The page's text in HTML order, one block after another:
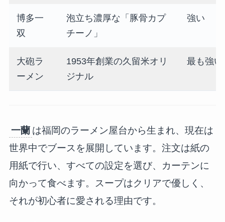
博多一
双
泡立ち濃厚な「豚骨カプ
チーノ」
強い
大砲ラ
ーメン
1953年創業の久留米オリ
ジナル
最も強い
一蘭 は福岡のラーメン屋台から生まれ、現在は
世界中でブースを展開しています。注文は紙の
用紙で行い、すべての設定を選び、カーテンに
向かって食べます。スープはクリアで優しく、
それが初心者に愛される理由です。